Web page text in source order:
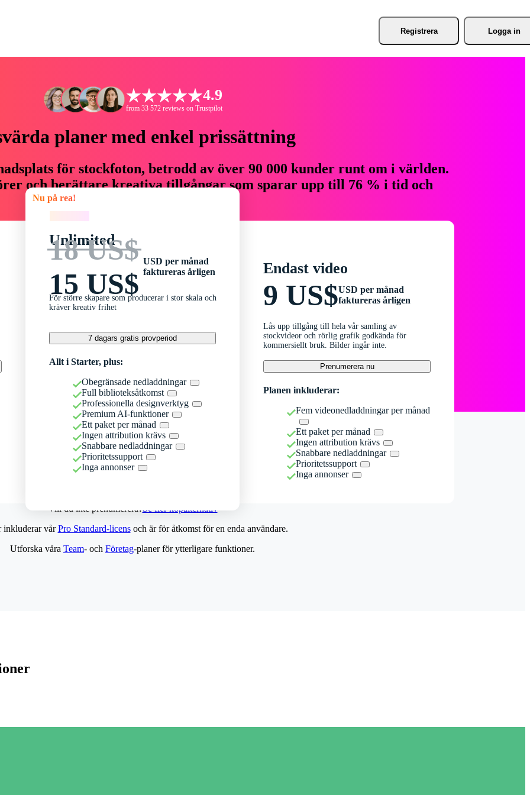
Registrera Logga in
4.9
from 33 572 reviews on Trustpilot
planer med enkel prissättning
för stockfoton, betrodd av över 90 000 kunder runt om i världen.
och berättare kreativa tillgångar som sparar upp till 76 % i tid och
Nu på rea!
Unlimited
18 US$
15 US$
USD per månad
faktureras årligen
För större skapare som producerar i stor skala och
kräver kreativ frihet
7 dagars gratis provperiod
Allt i Starter, plus:
Obegränsade nedladdningar
Full biblioteksåtkomst
Professionella designverktyg
Premium AI-funktioner
Ett paket per månad
Ingen attribution krävs
Snabbare nedladdningar
Prioritetssupport
Inga annonser
Endast video
9 US$USD per månad
faktureras årligen
Lås upp tillgång till hela vår samling av
stockvideor och rörlig grafik godkända för
kommersiellt bruk. Bilder ingår inte.
Prenumerera nu
Planen inkluderar:
Fem videonedladdningar per månad
Ett paket per månad
Ingen attribution krävs
Snabbare nedladdningar
Prioritetssupport
Inga annonser
Vill du inte prenumerera?Se fler köpalternativ
inkluderar vårPro Standard-licensoch är för åtkomst för en enda användare.
Utforska våra Team- och Företag-planer för ytterligare funktioner.